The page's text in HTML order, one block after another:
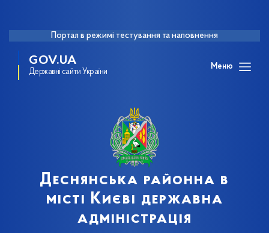
Портал в режимі тестування та наповнення
GOV.UA
Державні сайти України
Меню
Деснянська районна в
місті Києві державна
адміністрація